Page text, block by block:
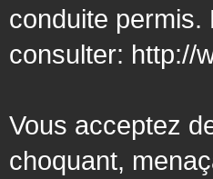
conduite permis.
consulter: http://
Vous acceptez
choquant,